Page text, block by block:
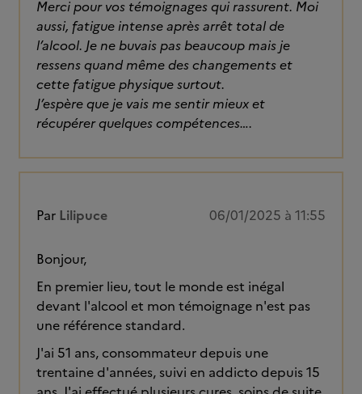
Merci pour vos témoignages qui rassurent. Moi
aussi, fatigue intense après arrêt total de
l’alcool. Je ne buvais pas beaucoup mais je
ressens quand même des changements et
cette fatigue physique surtout.
J’espère que je vais me sentir mieux et
récupérer quelques compétences….
Par Lilipuce 06/01/2025 à 11:55
Bonjour,
En premier lieu, tout le monde est inégal
devant l'alcool et mon témoignage n'est pas
une référence standard.
J'ai 51 ans, consommateur depuis une
trentaine d'années, suivi en addicto depuis 15